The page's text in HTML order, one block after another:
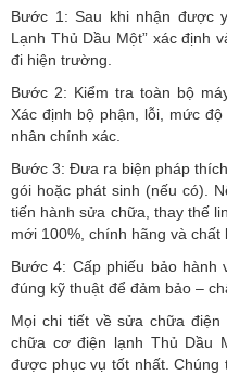
Bước 1: Sau khi nhận được
Lạnh Thủ Dầu Một” xác định
đi hiện trường.
Bước 2: Kiểm tra toàn bộ
Xác định bộ phận, lỗi, mức
nhân chính xác.
Bước 3: Đưa ra biện pháp
gói hoặc phát sinh (nếu có).
tiến hành sửa chữa, thay thế
mới 100%, chính hãng và chất
Bước 4: Cấp phiếu bảo hành
đúng kỹ thuật để đảm bảo –
Mọi chi tiết về sửa chữa
chữa cơ điện lạnh Thủ Dầu
được phục vụ tốt nhất.